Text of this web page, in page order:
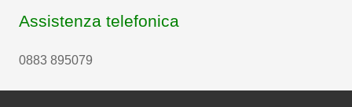
Assistenza telefonica
0883 895079